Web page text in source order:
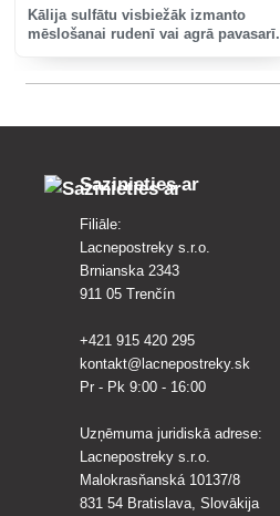
Kālija sulfātu visbiežāk izmanto
mēslošanai rudenī vai agrā pavasarī.
Sazinieties ar
Filiāle:
Lacnepostreky s.r.o.
Brnianska 2343
911 05 Trenčín
+421 915 420 295
kontakt@lacnepostreky.sk
Pr - Pk 9:00 - 16:00
Uzņēmuma juridiskā adrese:
Lacnepostreky s.r.o.
Malokrasňanská 10137/8
831 54 Bratislava, Slovākija